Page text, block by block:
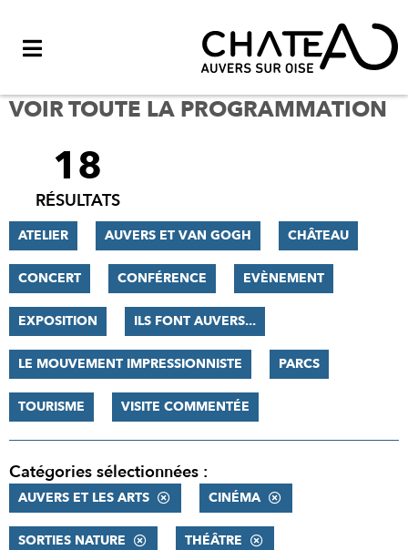
VOIR TOUTE LA PROGRAMMATION
FILTRER
RÉSULTATS
18
RÉSULTATS
ATELIER AUVERS ET VAN GOGH CHÂTEAU
CONCERT CONFÉRENCE EVÈNEMENT
EXPOSITION ILS FONT AUVERS...
LE MOUVEMENT IMPRESSIONNISTE PARCS
TOURISME VISITE COMMENTÉE
Catégories sélectionnées :
AUVERS ET LES ARTS CINÉMA
SORTIES NATURE THÉÂTRE